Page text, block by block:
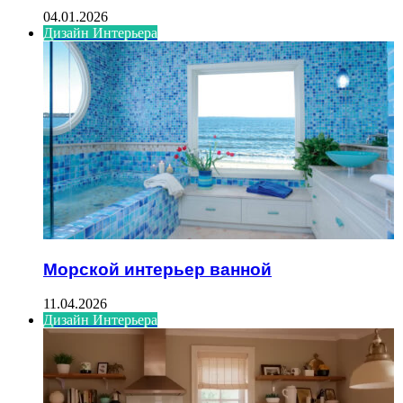
04.01.2026
Дизайн Интерьера
Морской интерьер ванной
11.04.2026
Дизайн Интерьера